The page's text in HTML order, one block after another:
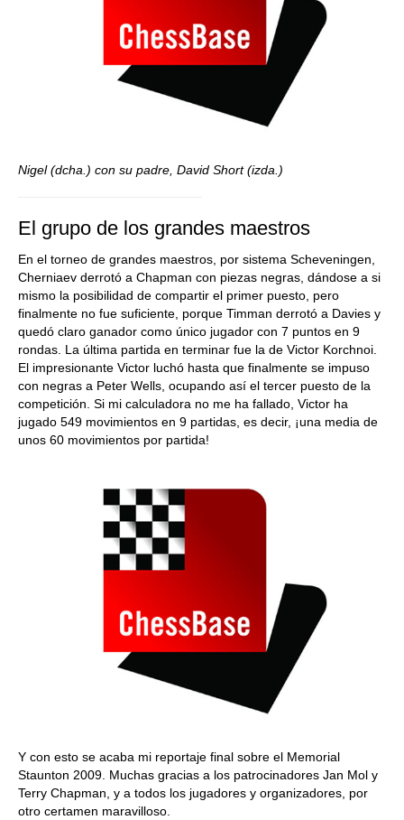
Nigel (dcha.) con su padre, David Short (izda.)
El grupo de los grandes maestros
En el torneo de grandes maestros, por sistema Scheveningen,
Cherniaev derrotó a Chapman con piezas negras, dándose a si
mismo la posibilidad de compartir el primer puesto, pero
finalmente no fue suficiente, porque Timman derrotó a Davies y
quedó claro ganador como único jugador con 7 puntos en 9
rondas. La última partida en terminar fue la de Victor Korchnoi.
El impresionante Victor luchó hasta que finalmente se impuso
con negras a Peter Wells, ocupando así el tercer puesto de la
competición. Si mi calculadora no me ha fallado, Victor ha
jugado 549 movimientos en 9 partidas, es decir, ¡una media de
unos 60 movimientos por partida!
Y con esto se acaba mi reportaje final sobre el Memorial
Staunton 2009. Muchas gracias a los patrocinadores Jan Mol y
Terry Chapman, y a todos los jugadores y organizadores, por
otro certamen maravilloso.